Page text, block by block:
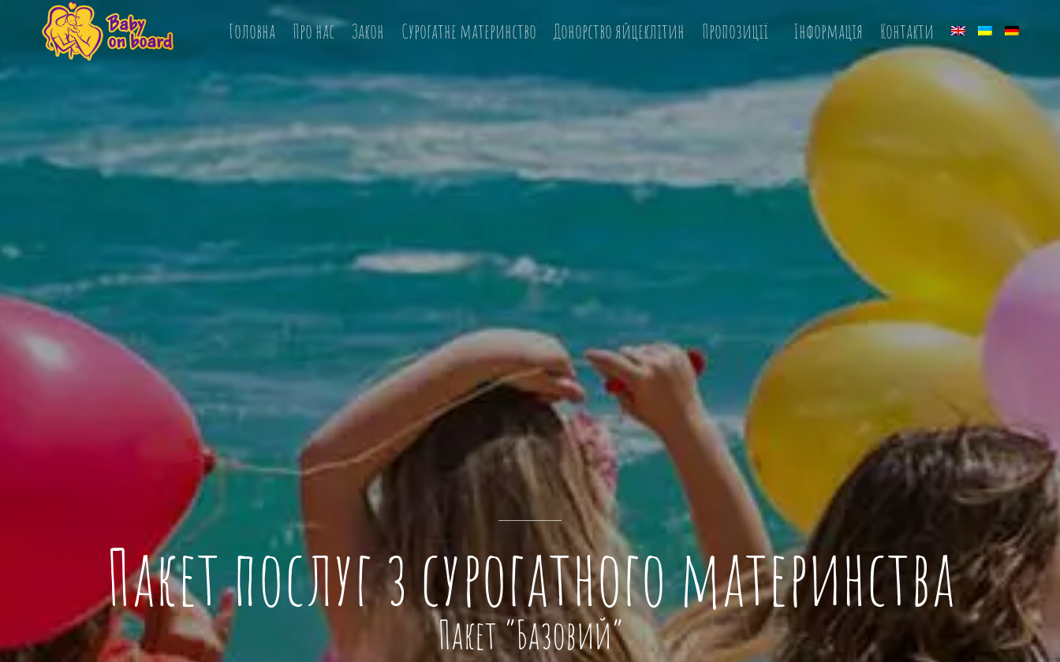
Головна Про нас Закон Сурогатне материнство Донорство яйцеклітин Пропозиції Інформація Контакти
Пакет послуг з сурогатного материнства
Пакет “Базовий”